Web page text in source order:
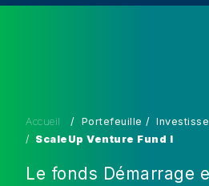
Accueil Portefeuille
ScaleUp Venture Fund I
Le fonds Démarrage